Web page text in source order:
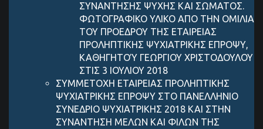
ΣΥΝΑΝΤΗΣΗΣ ΨΥΧΗΣ ΚΑΙ ΣΩΜΑΤΟΣ.
ΦΩΤΟΓΡΑΦΙΚΟ ΥΛΙΚΟ ΑΠΟ ΤΗΝ ΟΜΙΛΙΑ
ΤΟΥ ΠΡΟΕΔΡΟΥ ΤΗΣ ΕΤΑΙΡΕΙΑΣ
ΠΡΟΛΗΠΤΙΚΗΣ ΨΥΧΙΑΤΡΙΚΗΣ ΕΠΡΟΨΥ,
ΚΑΘΗΓΗΤΟΎ ΓΕΩΡΓΙΟΥ ΧΡΙΣΤΟΔΟΥΛΟΥ
ΣΤΙΣ 3 ΙΟΥΛΙΟΥ 2018
ΣΥΜΜΕΤΟΧΗ ΕΤΑΙΡΕΙΑΣ ΠΡΟΛΗΠΤΙΚΗΣ
ΨΥΧΙΑΤΡΙΚΗΣ ΕΠΡΟΨΥ ΣΤΟ ΠΑΝΕΛΛΗΝΙΟ
ΣΥΝΕΔΡΙΟ ΨΥΧΙΑΤΡΙΚΗΣ 2018 ΚΑΙ ΣΤΗΝ
ΣΥΝΑΝΤΗΣΗ ΜΕΛΩΝ ΚΑΙ ΦΙΛΩΝ ΤΗΣ